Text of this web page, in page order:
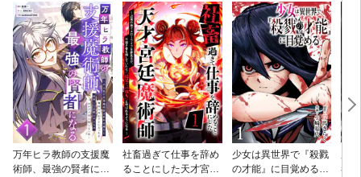
万年ヒラ教師の支援魔
術師、最強の賢者にな
社畜過ぎて仕事を辞め
ることにした天才宮廷
少女は異世界で『殺戮
の才能』に目覚める
者